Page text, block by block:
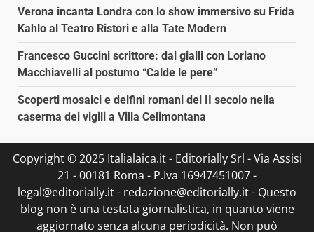
Verona incanta Londra con lo show immersivo su Frida
Kahlo al Teatro Ristori e alla Tate Modern
Francesco Guccini scrittore: dai gialli con Loriano
Macchiavelli al postumo “Calde le pere”
Scoperti mosaici e delfini romani del II secolo nella
caserma dei vigili a Villa Celimontana
Copyright © 2025 Italialaica.it - Editorially Srl - Via Assisi
21 - 00181 Roma - P.Iva 16947451007 -
legal@editorially.it - redazione@editorially.it - Questo
blog non è una testata giornalistica, in quanto viene
aggiornato senza alcuna periodicità. Non può